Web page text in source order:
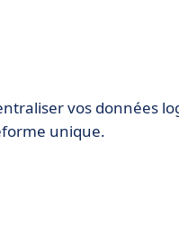
vos données
unique.